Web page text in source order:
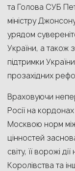
та Голова СУБ
міністру
урядом
України, а також
підтримки
прозахідних
Враховуючи
Росії на
Москвою норм
цінностей
світу, її ворожі
Королівства та